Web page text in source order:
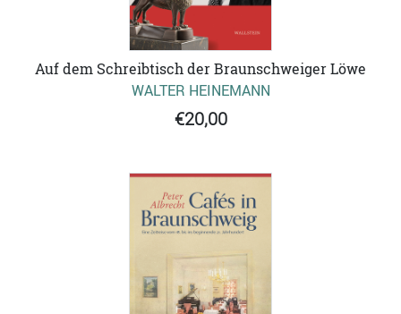
Auf dem Schreibtisch der Braunschweiger Löwe
WALTER HEINEMANN
€20,00